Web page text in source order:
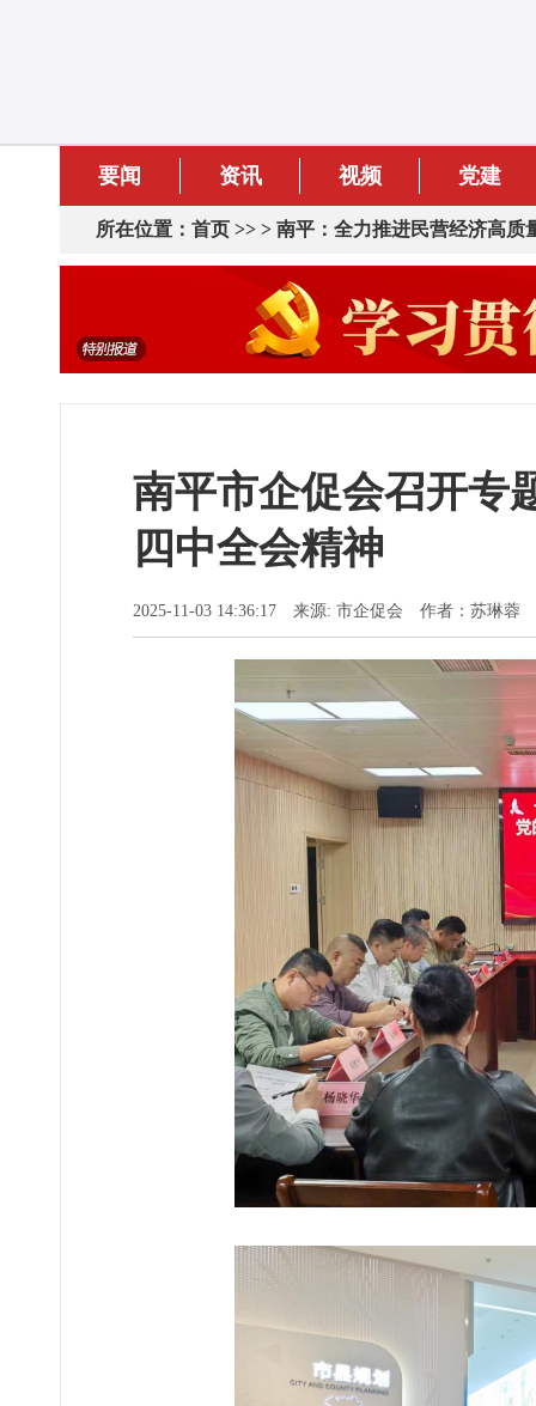
要闻 资讯 视频 党建
所在位置： 首页 >> > 南平：全力推进民营经济高质
南平市企促会召开专
四中全会精神
2025-11-03 14:36:17 来源: 市企促会 作者：苏琳蓉